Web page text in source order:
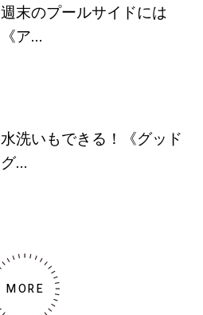
週末のプールサイドには
《ア...
水洗いもできる！《グッド
グ...
MORE